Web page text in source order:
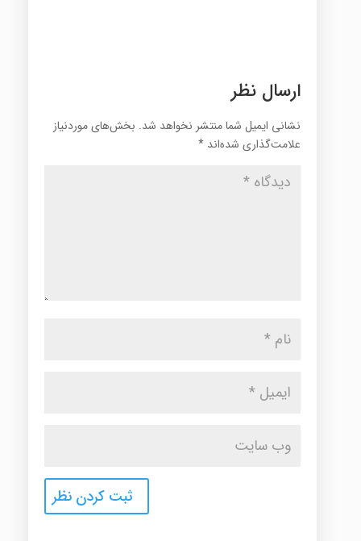
ارسال نظر
نشانی ایمیل شما منتشر نخواهد شد. بخش‌های موردنیاز
علامت‌گذاری شده‌اند *